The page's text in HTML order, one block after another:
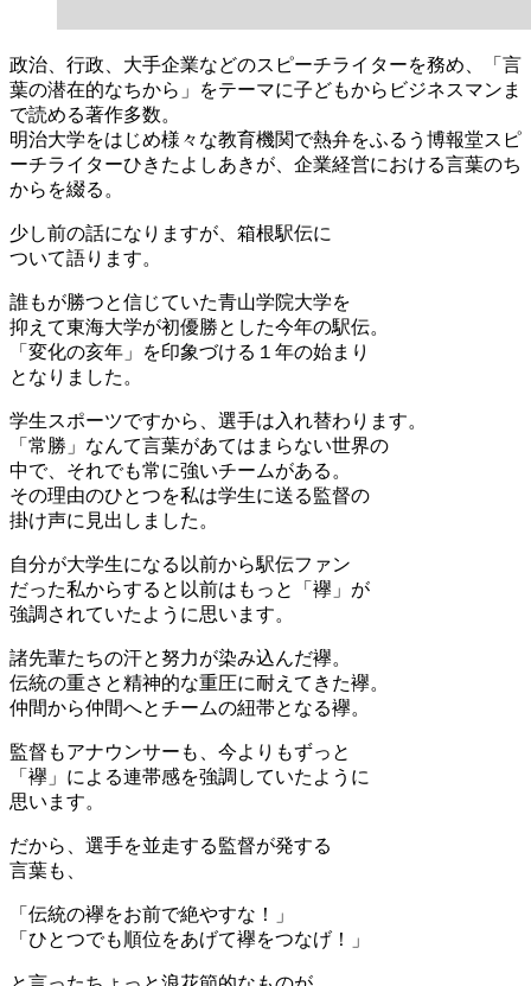
政治、行政、大手企業などのスピーチライターを務め、「言
葉の潜在的なちから」をテーマに子どもからビジネスマンま
で読める著作多数。
明治大学をはじめ様々な教育機関で熱弁をふるう博報堂スピ
ーチライターひきたよしあきが、企業経営における言葉のち
からを綴る。
少し前の話になりますが、箱根駅伝に
ついて語ります。
誰もが勝つと信じていた青山学院大学を
抑えて東海大学が初優勝とした今年の駅伝。
「変化の亥年」を印象づける１年の始まり
となりました。
学生スポーツですから、選手は入れ替わります。
「常勝」なんて言葉があてはまらない世界の
中で、それでも常に強いチームがある。
その理由のひとつを私は学生に送る監督の
掛け声に見出しました。
自分が大学生になる以前から駅伝ファン
だった私からすると以前はもっと「襷」が
強調されていたように思います。
諸先輩たちの汗と努力が染み込んだ襷。
伝統の重さと精神的な重圧に耐えてきた襷。
仲間から仲間へとチームの紐帯となる襷。
監督もアナウンサーも、今よりもずっと
「襷」による連帯感を強調していたように
思います。
だから、選手を並走する監督が発する
言葉も、
「伝統の襷をお前で絶やすな！」
「ひとつでも順位をあげて襷をつなげ！」